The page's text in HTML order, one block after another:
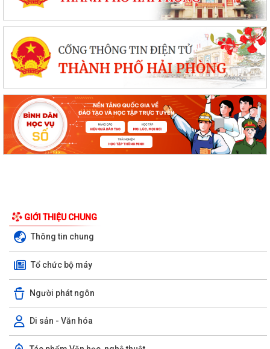
GIỚI THIỆU CHUNG
Thông tin chung
Tổ chức bộ máy
Người phát ngôn
Di sản - Văn hóa